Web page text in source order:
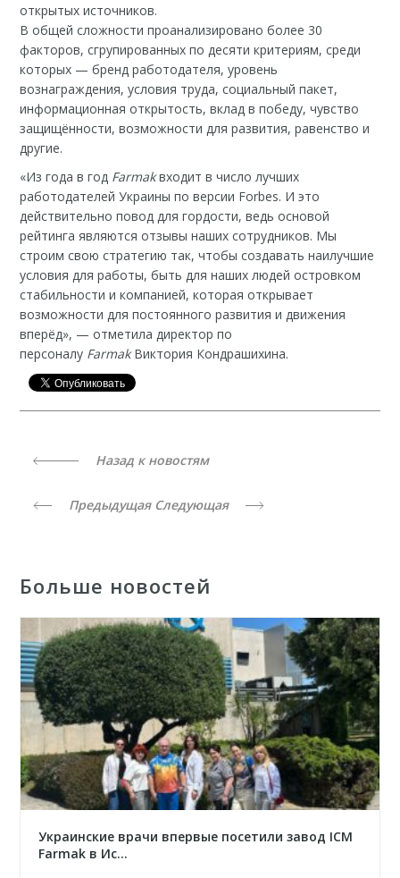
открытых источников.
В общей сложности проанализировано более 30
факторов, сгрупированных по десяти критериям, среди
которых — бренд работодателя, уровень
вознаграждения, условия труда, социальный пакет,
информационная открытость, вклад в победу, чувство
защищённости, возможности для развития, равенство и
другие.
«Из года в год Farmakвходит в число лучших
работодателей Украины по версии Forbes. И это
действительно повод для гордости, ведь основой
рейтинга являются отзывы наших сотрудников. Мы
строим свою стратегию так, чтобы создавать наилучшие
условия для работы, быть для наших людей островком
стабильности и компанией, которая открывает
возможности для постоянного развития и движения
вперёд», — отметила директор по
персоналу FarmakВиктория Кондрашихина.
Назад к новостям
Предыдущая Следующая
Больше новостей
Украинские врачи впервые посетили завод ICM
Farmak в Ис...